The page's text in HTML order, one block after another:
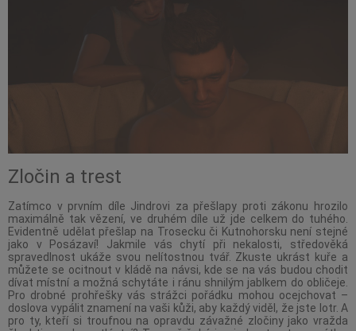
Zločin a trest
Zatímco v prvním díle Jindrovi za přešlapy proti zákonu hrozilo
maximálně tak vězení, ve druhém díle už jde celkem do tuhého.
Evidentně udělat přešlap na Trosecku či Kutnohorsku není stejné
jako v Posázaví! Jakmile vás chytí při nekalosti, středověká
spravedlnost ukáže svou nelítostnou tvář. Zkuste ukrást kuře a
můžete se ocitnout v kládě na návsi, kde se na vás budou chodit
dívat místní a možná schytáte i ránu shnilým jablkem do obličeje.
Pro drobné prohřešky vás strážci pořádku mohou ocejchovat –
doslova vypálit znamení na vaši kůži, aby každý viděl, že jste lotr. A
pro ty, kteří si troufnou na opravdu závažné zločiny jako vražda